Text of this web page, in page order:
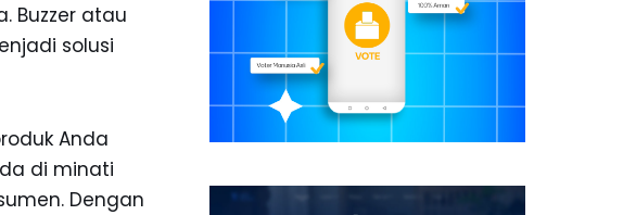
Buzzer atau
solusi
Anda
di minati
Dengan